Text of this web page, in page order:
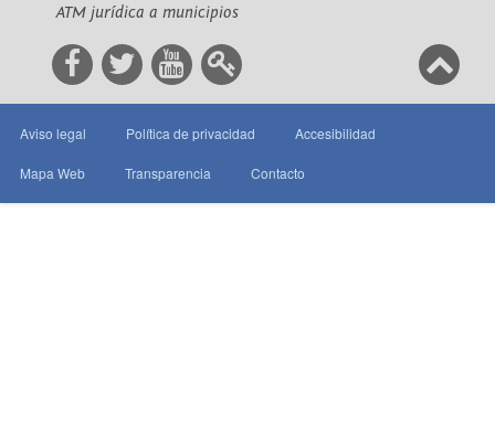
ATM jurídica a municipios
Aviso legal Política de privacidad Accesibilidad
Mapa Web Transparencia Contacto